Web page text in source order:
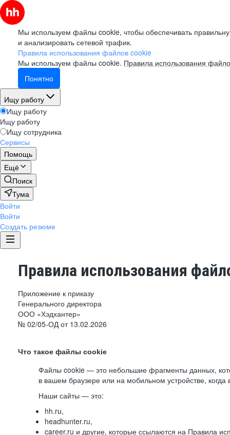
Мы используем файлы cookie, чтобы обеспечивать
и анализировать сетевой трафик.
Правила использования файлов cookie
Мы используем файлы cookie. Правила использования
Понятно
Ищу работу
Ищу работу
Ищу работу
Ищу сотрудника
Сервисы
Помощь
Ещё
Поиск
Тума
Войти
Войти
Создать резюме
Правила использования
Приложение к приказу
Генерального директора
ООО «Хэдхантер»
№ 02/05-ОД от 13.02.2026
Что такое файлы cookie
Файлы cookie — это небольшие фрагменты данных,
в вашем браузере или на мобильном устройстве,
Наши сайты — это:
hh.ru,
headhunter.ru,
career.ru и другие, которые ссылаются на Правила